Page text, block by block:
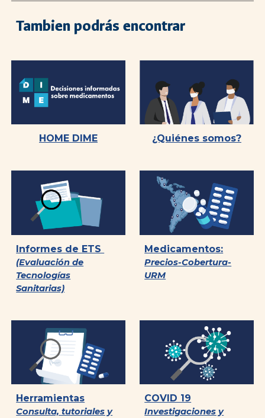
Tambien podrás encontrar
HOME DIME ¿Quiénes somos?
Informes de ETS
(Evaluación de
Tecnologías
Sanitarias)
Medicamentos:
Precios-Cobertura-
URM
Herramientas
Consulta, tutoriales y
COVID 19
Investigaciones y